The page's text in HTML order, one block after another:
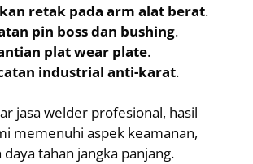
retak pada arm alat berat.
pin boss dan bushing.
plat wear plate.
industrial anti-karat.
jasa welder profesional, hasil
memenuhi aspek keamanan,
tahan jangka panjang.